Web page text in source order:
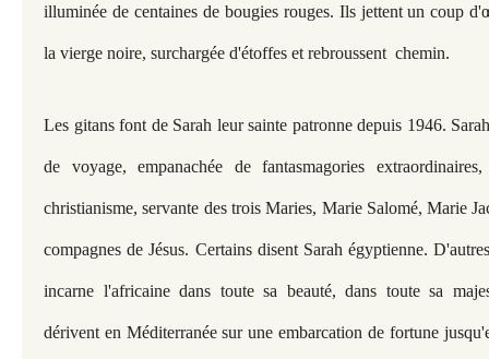
illuminée de centaines de bougies rouges. Ils jettent un coup
la vierge noire, surchargée d'étoffes et rebroussent chemin.
Les gitans font de Sarah leur sainte patronne depuis 1946.
de voyage, empanachée de fantasmagories
christianisme, servante des trois Maries, Marie Salomé, Marie
compagnes de Jésus. Certains disent Sarah égyptienne.
incarne l'africaine dans toute sa beauté, dans toute sa
dérivent en Méditerranée sur une embarcation de fortune